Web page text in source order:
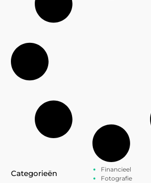
Categorieën
Financieel
Fotografie